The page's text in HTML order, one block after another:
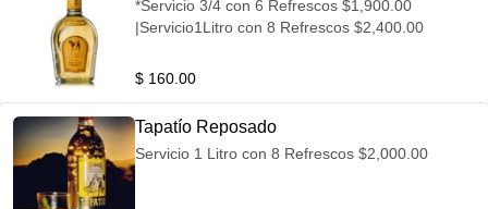
*Servicio 3/4 con 6 Refrescos $1,900.00
|Servicio1Litro con 8 Refrescos $2,400.00
$ 160.00
Tapatío Reposado
Servicio 1 Litro con 8 Refrescos $2,000.00